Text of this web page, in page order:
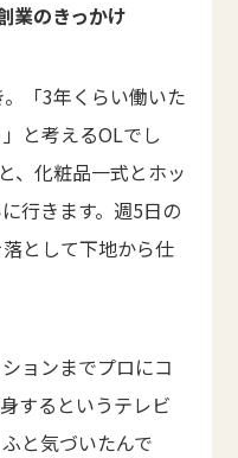
業のきっかけ
「3年くらい働いた
と考えるOLでし
、化粧品一式とホッ
行きます。週5日の
として下地から仕
ョンまでプロにコ
するというテレビ
と気づいたんで